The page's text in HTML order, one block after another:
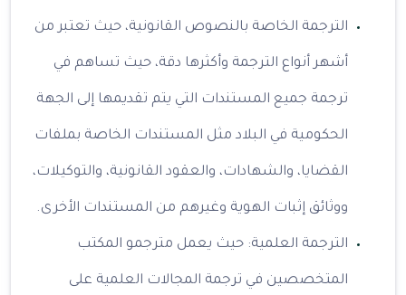
الترجمة الخاصة بالنصوص القانونية، حيث تعتبر من
أشهر أنواع الترجمة وأكثرها دقة، حيث تساهم في
ترجمة جميع المستندات التي يتم تقديمها إلى الجهة
الحكومية في البلاد مثل المستندات الخاصة بملفات
القضايا، والشهادات، والعقود القانونية، والتوكيلات،
ووثائق إثبات الهوية وغيرهم من المستندات الأخرى.
الترجمة العلمية: حيث يعمل مترجمو المكتب
المتخصصين في ترجمة المجالات العلمية على